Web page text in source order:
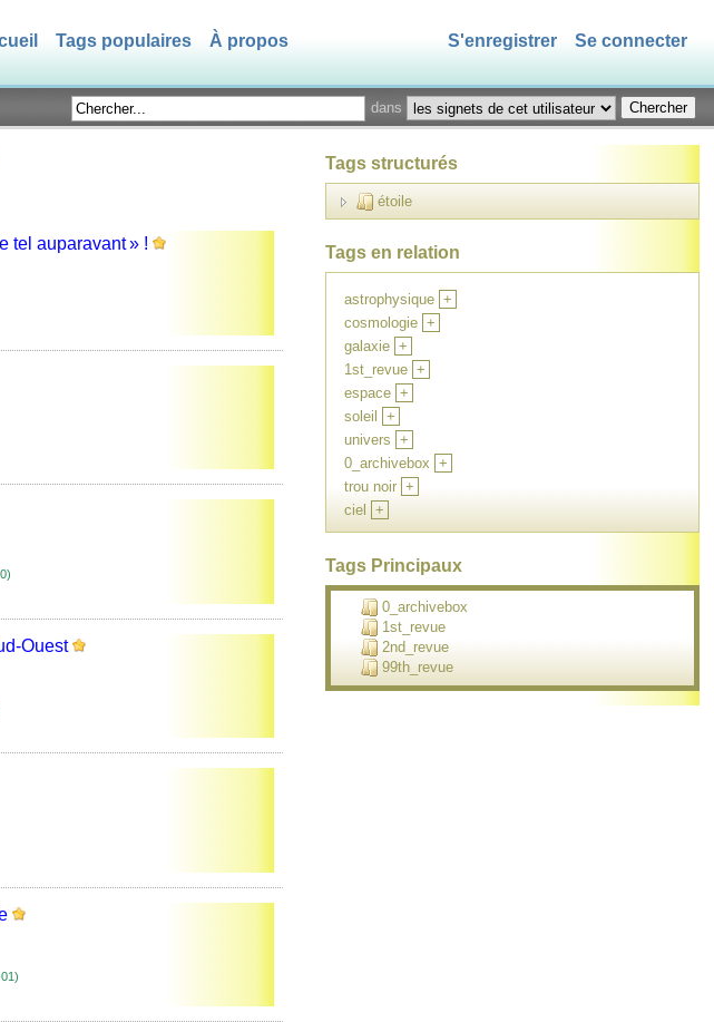
Tags populaires À propos Se connecter
S'enregistrer
dans
tel auparavant » !
Ouest
Tags structurés
étoile
Tags en relation
astrophysique +
cosmologie +
galaxie +
1st_revue +
espace +
soleil
+
univers +
0_archivebox +
trou noir +
ciel
+
Tags Principaux
0_archivebox
1st_revue
2nd_revue
99th_revue